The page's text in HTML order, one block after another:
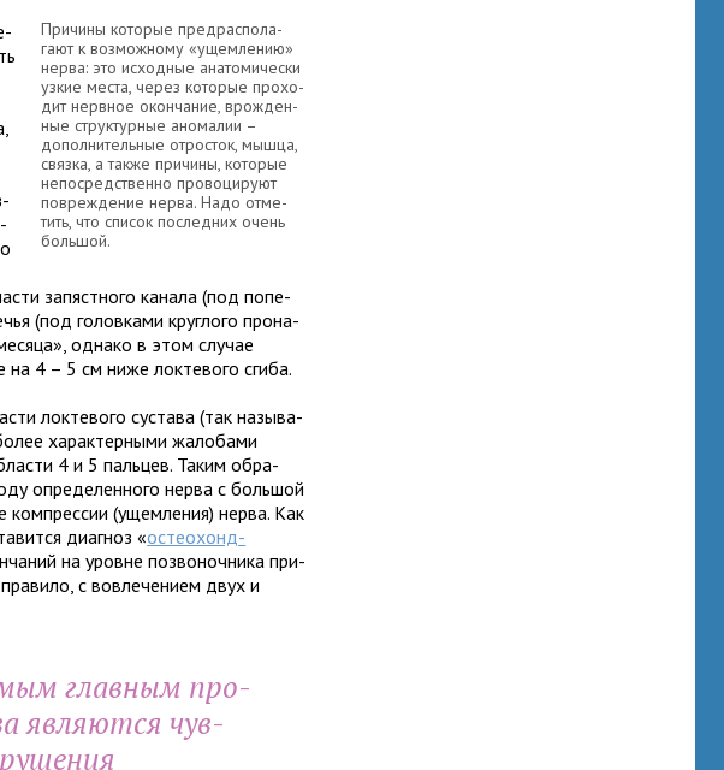
При­чины кото­рые пред­рас­по­ла­
гают к воз­мож­ному «ущем­ле­нию»
нерва: это исход­ные ана­то­ми­че­ски
узкие места, через кото­рые про­хо­
дит нерв­ное окон­ча­ние, врож­ден­
ные струк­тур­ные ано­ма­лии –
допол­ни­тель­ные отро­сток, мышца,
связка, а также при­чины, кото­рые
непо­сред­ственно про­во­ци­руют
повре­жде­ние нерва. Надо отме­
тить, что спи­сок послед­них очень
боль­шой.
запяст­ного канала (под попе­
(под голов­ками круг­лого про­на­
однако в этом слу­чае
4 – 5 см ниже лок­те­вого сгиба.
лок­те­вого сустава (так назы­ва­
харак­тер­ными жало­бами
4 и 5 паль­цев. Таким обра­
опре­де­лен­ного нерва с боль­шой
(ущем­ле­ния) нерва. Как
диа­гноз «осте­о­хонд­
на уровне позво­ноч­ника при­
с вовле­че­нием двух и
глав­ным про­
явля­ются чув­